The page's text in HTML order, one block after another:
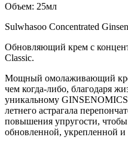
Объем: 25мл
Sulwhasoo Concentrated
Обновляющий крем с
Classic.
Мощный омолаживающий
чем когда-либо, благодаря
уникальному
летнего астрагала
повышения упругости, чтобы
обновленной, укрепленной и